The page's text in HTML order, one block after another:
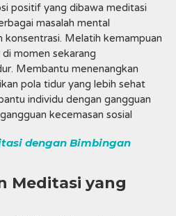
positif yang dibawa meditasi
masalah mental
Melatih kemampuan
momen sekarang
Membantu menenangkan
pola tidur yang lebih sehat
individu dengan gangguan
kecemasan sosial
dengan Bimbingan
Meditasi yang